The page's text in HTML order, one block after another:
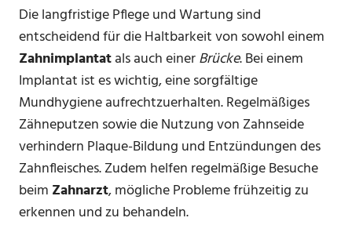
Die langfristige Pflege und Wartung sind
entscheidend für die Haltbarkeit von sowohl einem
Zahnimplantatals auch einerBrücke. Bei einem
Implantat ist es wichtig, eine sorgfältige
Mundhygiene aufrechtzuerhalten. Regelmäßiges
Zähneputzen sowie die Nutzung von Zahnseide
verhindern Plaque-Bildung und Entzündungen des
Zahnfleisches. Zudem helfen regelmäßige Besuche
beim Zahnarzt, mögliche Probleme frühzeitig zu
erkennen und zu behandeln.